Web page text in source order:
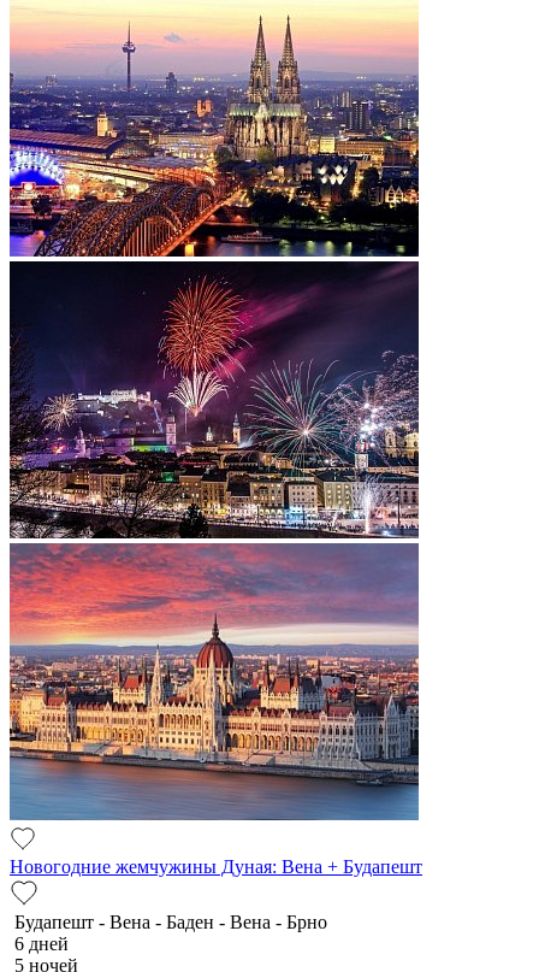
Новогодние жемчужины Дуная: Вена + Будапешт
Будапешт - Вена - Баден - Вена - Брно
6 дней
5 ночей